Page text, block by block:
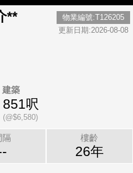
**
物業編號:T126205
更新日期:2026-08-08
建築
851呎
(@$6,580)
隔 樓齡
26年